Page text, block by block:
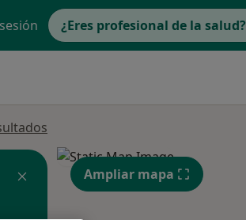
¿Eres profesional de la salud?
Ampliar mapa